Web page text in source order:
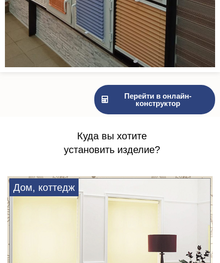
Перейти в онлайн-
конструктор
Куда вы хотите
установить изделие?
Дом, коттедж